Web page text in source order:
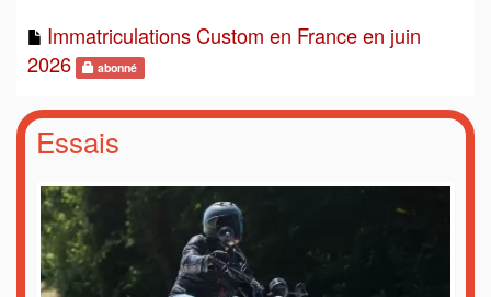
Immatriculations Custom en France en juin
2026
abonné
Essais